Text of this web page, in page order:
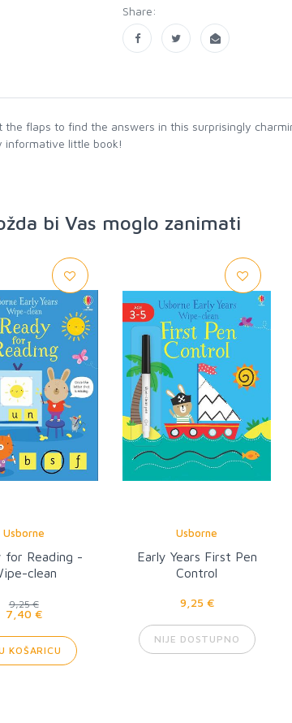
Share:
flaps to find the answers in this surprisingly
informative little book!
bi Vas moglo zanimati
Usborne
for Reading -
clean
9,25 €
7,40 €
KOŠARICU
Usborne
Early Years First Pen
Control
9,25 €
NIJE DOSTUPNO